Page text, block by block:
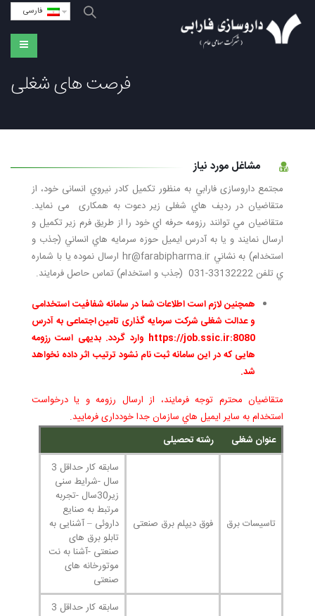
فارسی
فرصت های شغلی
مشاغل مورد نیاز
مجتمع داروسازی فارابي به منظور تكميل كادر نيروي انسانی خود، از
متقاضيان در رديف هاي شغلی زير دعوت به همكاری می نمايد.
متقاضيان مي توانند رزومه حرفه اي خود را از طریق فرم زیر تکمیل و
ارسال نمایند و یا به آدرس ايميل حوزه سرمايه هاي انساني (جذب و
استخدام) به نشاني hr@farabipharma.ir ارسال نموده يا با شماره
ي تلفن 33132222-031 (جذب و استخدام) تماس حاصل فرمايند.
همچنین لازم است اطلاعات شما در سامانه شفافیت استخدامی
و عدالت شغلی شرکت سرمایه گذاری تامین اجتماعی به آدرس
https://job.ssic.ir:8080 وارد گردد. بدیهی است رزومه
هایی که در این سامانه ثبت نام نشود ترتیب اثر داده نخواهد
شد.
متقاضيان محترم توجه فرمايند، از ارسال رزومه و يا درخواست
استخدام به ساير ايميل هاي سازمان جدا خودداری فرمایید.
عنوان شغلی
رشته تحصیلی
تاسیسات برق فوق دیپلم برق صنعتی
سابقه کار حداقل 3
سال -شرایط سنی
زیر30سال -تجربه
مرتبط به صنایع
داروئی – آشنایی به
تابلو برق های
صنعتی -آشنا به نت
موتورخانه های
صنعتی
سابقه کار حداقل 3